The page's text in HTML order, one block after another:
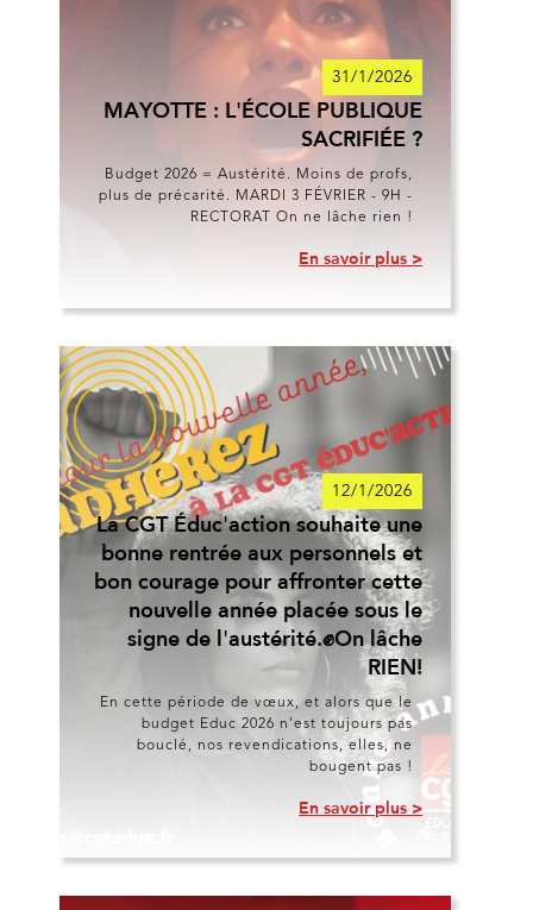
31/1/2026
MAYOTTE : L'ÉCOLE PUBLIQUE
SACRIFIÉE ?
Budget 2026 = Austérité. Moins de profs,
plus de précarité. MARDI 3 FÉVRIER - 9H -
RECTORAT On ne lâche rien !
En savoir plus >
12/1/2026
La CGT Éduc'action souhaite une
bonne rentrée aux personnels et
bon courage pour affronter cette
nouvelle année placée sous le
signe de l'austérité.✊On lâche
RIEN!
En cette période de vœux, et alors que le
budget Educ 2026 n'est toujours pas
bouclé, nos revendications, elles, ne
bougent pas !
En savoir plus >